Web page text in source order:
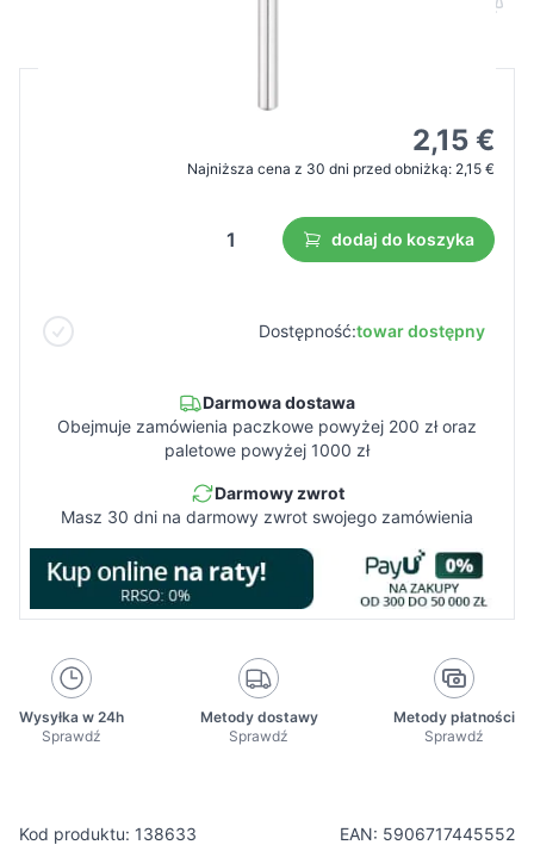
Kod produktu: 138633 EAN: 5906717445552
2,15 €
Najniższa cena z 30 dni przed obniżką: 2,15 €
dodaj do koszyka
Dostępność:towar dostępny
Darmowa dostawa
Obejmuje zamówienia paczkowe powyżej 200 zł oraz
paletowe powyżej 1000 zł
Darmowy zwrot
Masz 30 dni na darmowy zwrot swojego zamówienia
Wysyłka w 24h
Sprawdź
Metody dostawy
Sprawdź
Metody płatności
Sprawdź